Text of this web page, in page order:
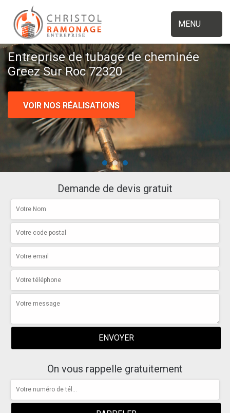
MENU
Entreprise de tubage de cheminée
Greez Sur Roc 72320
VOIR NOS RÉALISATIONS
Demande de devis gratuit
On vous rappelle gratuitement